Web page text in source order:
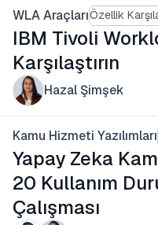
WLA AraçlarıÖzellik
IBM Tivoli
Karşılaştırın
Hazal Şimşek
Kamu Hizmeti Yazılımları
Yapay Zeka
20 Kullanım
Çalışması